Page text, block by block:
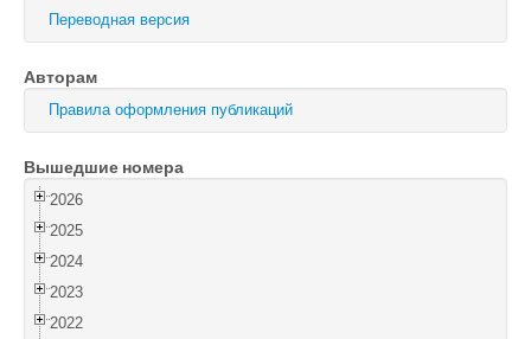
Физика и техника полупроводников
Оптика и спектроскопия
Поиск
Войти
Переводная версия
Авторам
Правила оформления публикаций
Вышедшие номера
2026
2025
2024
2023
2022